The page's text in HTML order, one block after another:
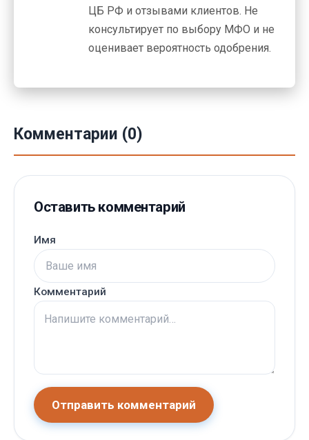
ЦБ РФ и отзывами клиентов. Не
консультирует по выбору МФО и не
оценивает вероятность одобрения.
Комментарии (0)
Оставить комментарий
Имя
Комментарий
Отправить комментарий